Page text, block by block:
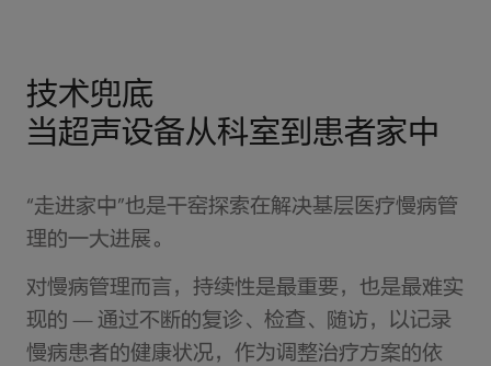
技术兜底
当超声设备从科室到患者家中
“走进家中”也是干窑探索在解决基层医疗慢病管
理的一大进展。
对慢病管理而言，持续性是最重要，也是最难实
现的 — 通过不断的复诊、检查、随访，以记录
慢病患者的健康状况，作为调整治疗方案的依